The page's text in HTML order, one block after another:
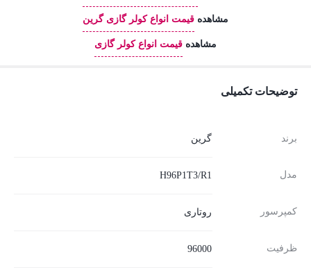
مشاهده قیمت انواع کولر گازی گرین
مشاهده قیمت انواع کولر گازی
توضیحات تکمیلی
برند گرین
مدل H96P1T3/R1
کمپرسور روتاری
ظرفیت 96000